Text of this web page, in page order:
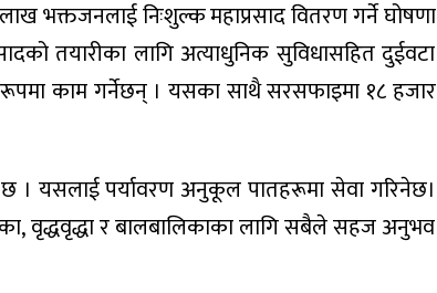
भक्तजनलाई निःशुल्क महाप्रसाद वितरण गर्ने घोषणा
तयारीका लागि अत्याधुनिक सुविधासहित दुईवटा
काम गर्नेछन् । यसका साथै सरसफाइमा १८ हजार
छ । यसलाई पर्यावरण अनुकूल पातहरूमा सेवा गरिनेछ।
वृद्धवृद्धा र बालबालिकाका लागि सबैले सहज अनुभव